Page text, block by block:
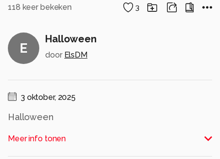
118 keer bekeken 3
E
Halloween
door ElsDM
3 oktober, 2025
Halloween
Alle rechten voorbehouden
Meer info tonen